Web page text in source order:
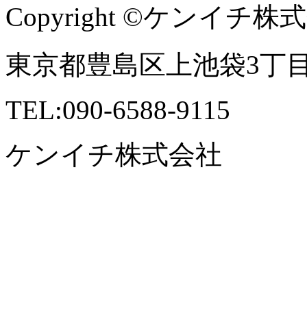
Copyright ©ケンイチ株
東京都豊島区上池袋3丁
TEL:090-6588-9115
ケンイチ株式会社